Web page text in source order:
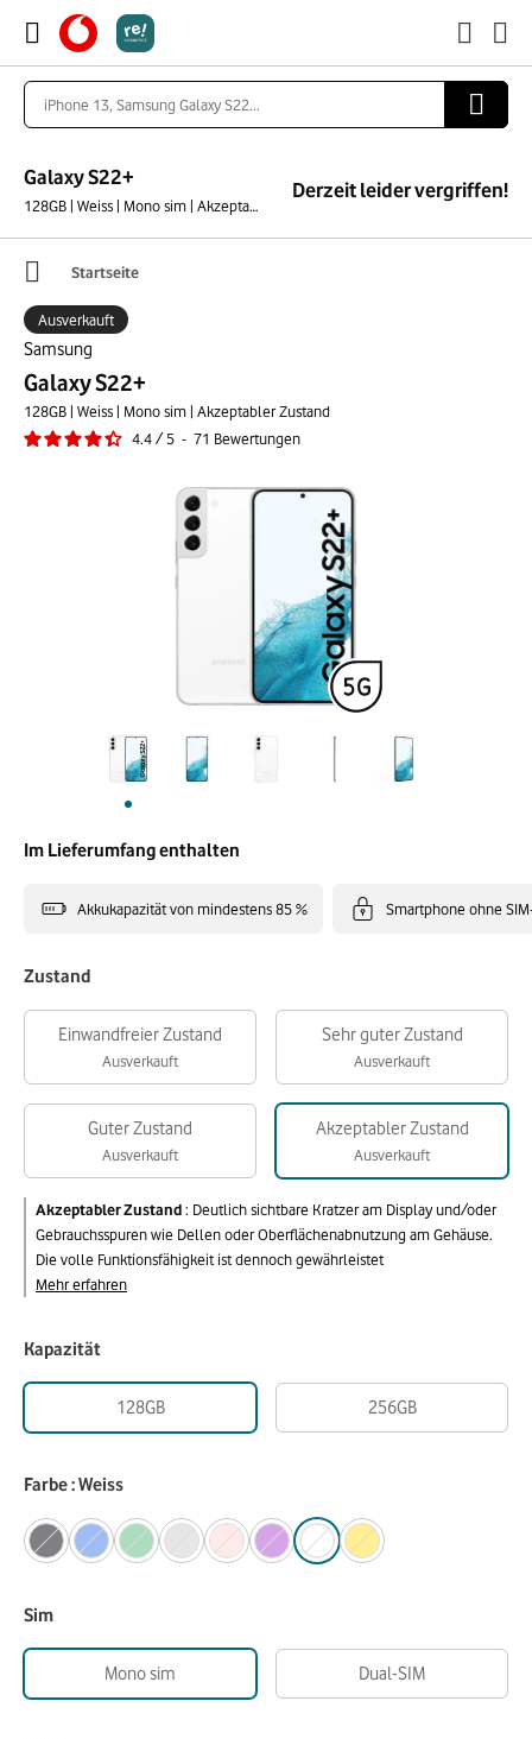
Galaxy S22+
128GB | Weiss | Mono sim | Akzeptabler Zustand
Derzeit leider vergriffen!
Startseite
Samsung
Galaxy S22+
128GB | Weiss | Mono sim | Akzeptabler Zustand
4.4/5 - 71 Bewertungen
Ausverkauft
Im Lieferumfang enthalten
Akkukapazität von mindestens 85 % Smartphone ohne
Zustand
Einwandfreier Zustand
Ausverkauft
Sehr guter Zustand
Ausverkauft
Guter Zustand
Ausverkauft
Akzeptabler Zustand
Ausverkauft
Akzeptabler Zustand: Deutlich sichtbare Kratzer am Display und/oder
Gebrauchsspuren wie Dellen oder Oberflächenabnutzung am Gehäuse.
Die volle Funktionsfähigkeit ist dennoch gewährleistet
Mehr erfahren
Kapazität
128GB 256GB
Farbe : Weiss
Sim
Mono sim Dual-SIM